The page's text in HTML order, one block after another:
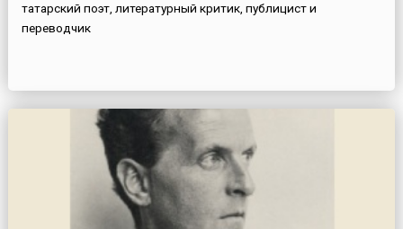
татарский поэт, литературный критик, публицист и
переводчик